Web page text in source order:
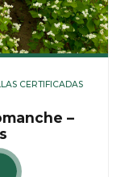
CERTIFICADAS
–